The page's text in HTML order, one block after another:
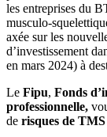
les entreprises du
musculo-
axée sur les
d’investissement
en mars 2024) à
Le Fipu, Fonds
professionnelle,
de risques de